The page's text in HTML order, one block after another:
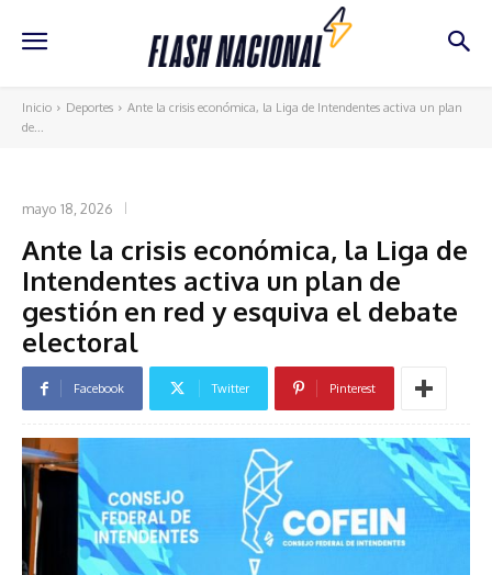
Inicio Deportes
Ante la crisis económica, la Liga de Intendentes activa un plan
de...
mayo 18, 2026
Ante la crisis económica, la Liga de
Intendentes activa un plan de
gestión en red y esquiva el debate
electoral
Facebook Twitter Pinterest